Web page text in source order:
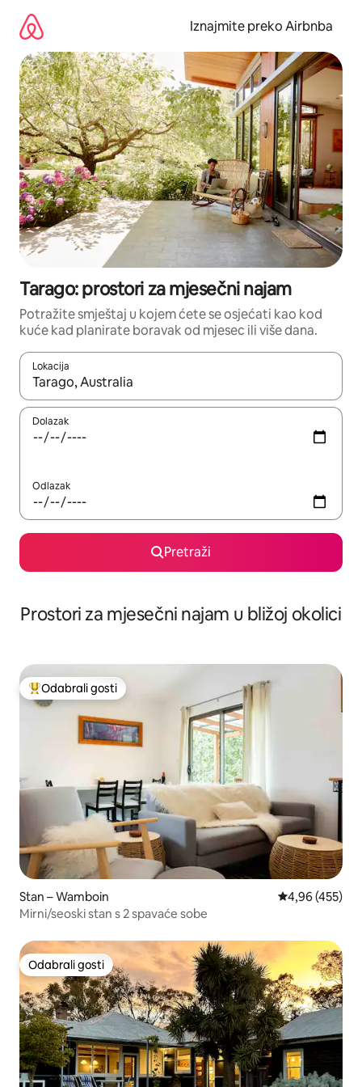
sadržaj
Iznajmite preko Airbnba
Tarago: prostori za mjesečni najam
Potražite smještaj u kojem ćete se osjećati kao kod
kuće kad planirate boravak od mjesec ili više dana.
Lokacija
Kada budu dostupni rezultati, moći ćete ih pregledati
Dolazak
Odlazak
Pretraži
Prostori za mjesečni najam u bližoj okolici
Među najviše rangiranima s oznakom „Odabrali gosti”
Odabrali gosti
Stan – Wamboin Prosječna
4,96 (455)
Mirni/seoski stan s 2 spavaće sobe
Odabrali gosti
Odabrali gosti